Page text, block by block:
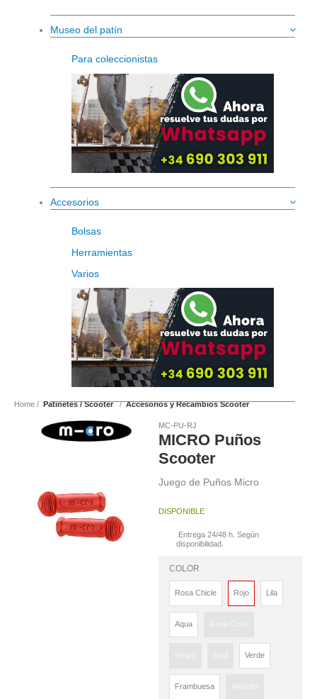
Museo del patín
Para coleccionistas
Accesorios
Bolsas
Herramientas
Varios
Home Patinetes / Scooter Accesorios y Recambios Scooter
MC-PU-RJ
MICRO Puños
Scooter
Juego de Puños Micro
DISPONIBLE
Entrega 24/48 h. Según
disponibilidad.
COLOR
Rosa Chicle Rojo Lila
Aqua Rosa Coral
Negro Verde
Frambuesa